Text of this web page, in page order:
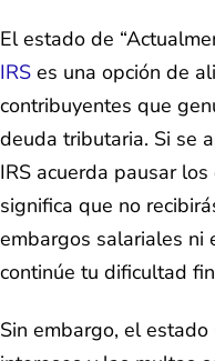
El estado de
IRS es una opción de
contribuyentes que
deuda tributaria. Si se
IRS acuerda pausar
significa que no
embargos salariales ni
continúe tu dificultad
Sin embargo, el